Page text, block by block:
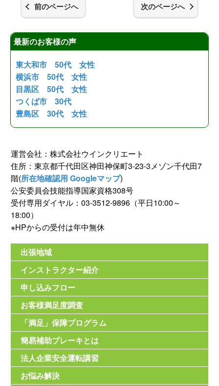
前のページへ 次のページへ
最新のお客様の声
東大和市 50代 女性
横浜市 50代 女性
目黒区 50代 女性
つくば市 30代
豊島区 30代 女性
運営会社：株式会社ウインクリエート
住所：東京都千代田区神田神保町3-23-3メゾン千代田7
階(所在地確認用 Googleマップ)
公安委員会技能指導国家資格308号
受付専用ダイヤル：03-3512-9896（平日10:00～
18:00）
※HPからの受付は年中無休
出張地域
インストラクター紹介
申し込みフロー
お客様満足度調査
「満足」保障プログラム
簡易補助ブレーキとは
法人企業安全運転講習
お悩み解決